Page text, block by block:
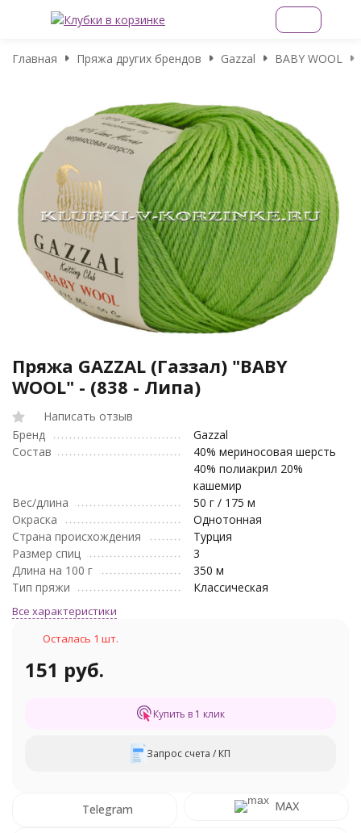
Главная Пряжа других брендов Gazzal BABY WOOL
Пряжа GAZZAL (Газзал) "BABY
WOOL" - (838 - Липа)
Написать отзыв
Бренд
Gazzal
Состав
40% мериносовая шерсть
40% полиакрил 20%
кашемир
Вес/длина
50 г / 175 м
Окраска
Однотонная
Страна происхождения
Турция
Размер спиц
3
Длина на 100 г
350 м
Тип пряжи
Классическая
Все характеристики
Осталась 1 шт.
151 руб.
Купить в 1 клик
Запрос счета / КП
Telegram MAX